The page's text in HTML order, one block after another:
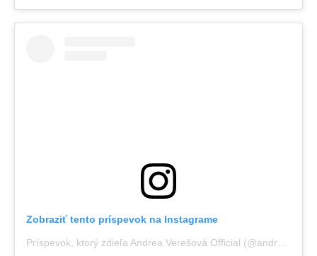
Zobraziť tento príspevok na Instagrame
Príspevok, ktorý zdieľa Andrea Verešová Official (@andreaveresovaofficial)